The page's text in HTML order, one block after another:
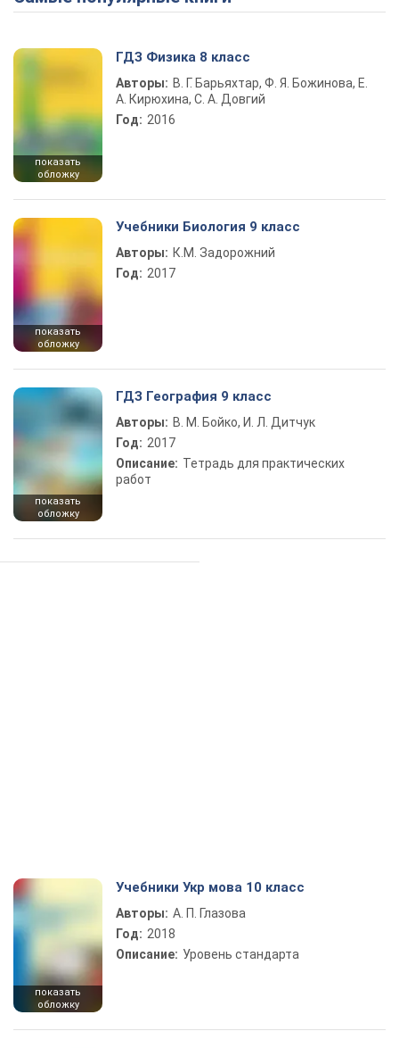
показать
обложку
ГДЗ Физика 8 класс
Авторы: В. Г. Барьяхтар, Ф. Я. Божинова, Е.
А. Кирюхина, С. А. Довгий
Год: 2016
показать
обложку
Учебники Биология 9 класс
Авторы: К.М. Задорожний
Год: 2017
показать
обложку
ГДЗ География 9 класс
Авторы: В. М. Бойко, И. Л. Дитчук
Год: 2017
Описание: Тетрадь для практических
работ
показать
обложку
Учебники Укр мова 10 класс
Авторы: А. П. Глазова
Год: 2018
Описание: Уровень стандарта